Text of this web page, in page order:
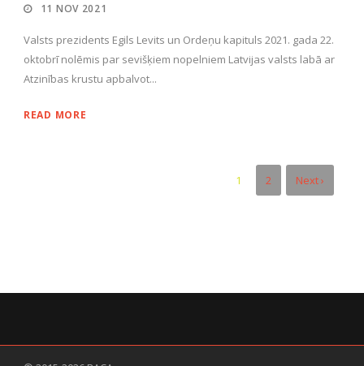
11 NOV 2021
Valsts prezidents Egils Levits un Ordeņu kapituls 2021. gada 22.
oktobrī nolēmis par sevišķiem nopelniem Latvijas valsts labā ar
Atzinības krustu apbalvot...
READ MORE
1 2 Next ›